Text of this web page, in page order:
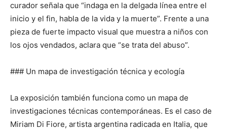
curador señala que “indaga en la delgada línea entre el
inicio y el fin, habla de la vida y la muerte”. Frente a una
pieza de fuerte impacto visual que muestra a niños con
los ojos vendados, aclara que “se trata del abuso”.
### Un mapa de investigación técnica y ecología
La exposición también funciona como un mapa de
investigaciones técnicas contemporáneas. Es el caso de
Miriam Di Fiore, artista argentina radicada en Italia, que